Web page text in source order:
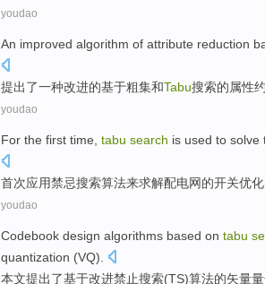
youdao
An improved algorithm of attribute reduction
提出了一种改进的基于粗集和Tabu搜索的属性
youdao
For the first time tabu search is used to solve
首次应用禁忌搜索算法来求解配电网的开关优化
youdao
Codebook design algorithms based on tabu
quantization (VQ).
本文提出了基于改进禁止搜索(TS)算法的矢量